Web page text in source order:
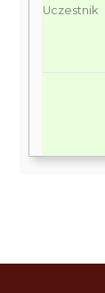
Uczestnik